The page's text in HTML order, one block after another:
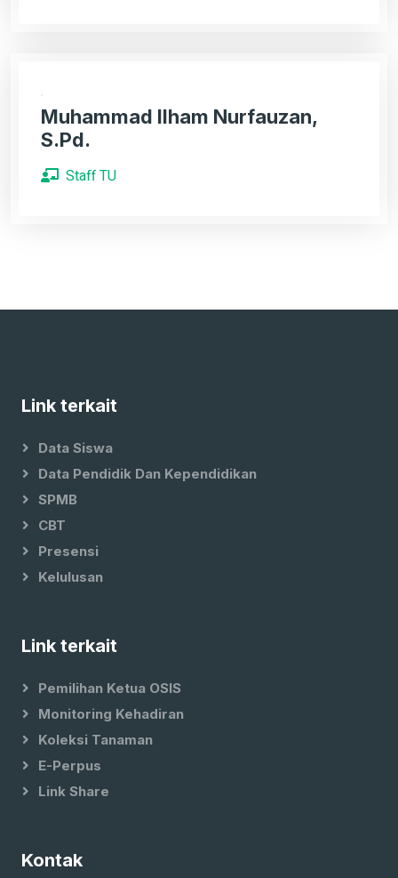
Muhammad Ilham Nurfauzan,
S.Pd.
Staff TU
Link terkait
Data Siswa
Data Pendidik Dan Kependidikan
SPMB
CBT
Presensi
Kelulusan
Link terkait
Pemilihan Ketua OSIS
Monitoring Kehadiran
Koleksi Tanaman
E-Perpus
Link Share
Kontak